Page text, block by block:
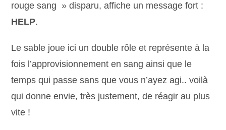
rouge sang » disparu, affiche un message fort :
HELP.
Le sable joue ici un double rôle et représente à la
fois l’approvisionnement en sang ainsi que le
temps qui passe sans que vous n’ayez agi.. voilà
qui donne envie, très justement, de réagir au plus
vite !